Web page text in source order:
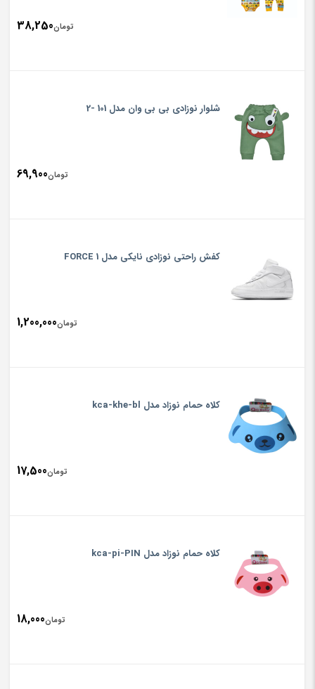
تومان38,250
شلوار نوزادی بی بی وان مدل 101 -2
تومان69,900
کفش راحتی نوزادی نایکی مدل FORCE 1
تومان1,200,000
کلاه حمام نوزاد مدل kca-khe-bl
تومان17,500
کلاه حمام نوزاد مدل kca-pi-PIN
تومان18,000